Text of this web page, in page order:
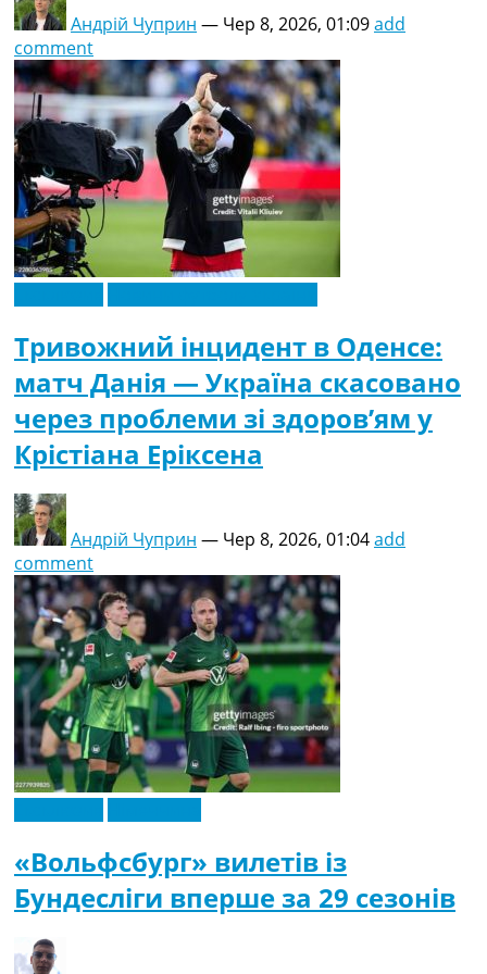
Андрій Чуприн — Чер 8, 2026, 01:09add
comment
Тривожний інцидент в Оденсе:
матч Данія — Україна скасовано
через проблеми зі здоров’ям у
Крістіана Еріксена
Андрій Чуприн — Чер 8, 2026, 01:04add
comment
«Вольфсбург» вилетів із
Бундесліги вперше за 29 сезонів